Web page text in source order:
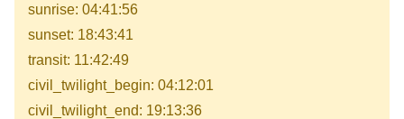
sunrise: 04:41:56
sunset: 18:43:41
transit: 11:42:49
civil_twilight_begin: 04:12:01
civil_twilight_end: 19:13:36